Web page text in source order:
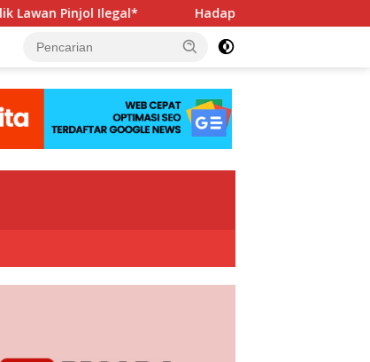
Hadapi Porwanas 2027, Pengurus PWI Jaya